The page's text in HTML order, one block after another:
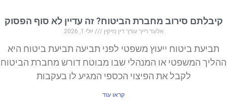
קיבלתם סירוב מחברת הביטוח? זה עדיין לא סוף הפסוק
אלעד רייך עורך דין נזיקין יולי 1, 2026
תביעת ביטוח ייעוץ משפטי לפני תביעה תביעת ביטוח היא
ההליך המשפטי או המנהלי שבו מבוטח דורש מחברת הביטוח
לקבל את הפיצוי הכספי המגיע לו בעקבות
קראו עוד